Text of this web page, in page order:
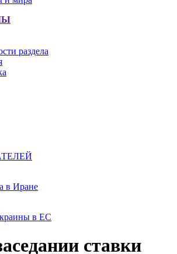
раздела
в Иране
в ЕС
ставки